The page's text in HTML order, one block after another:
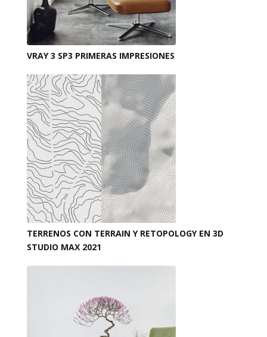
VRAY 3 SP3 PRIMERAS IMPRESIONES
TERRENOS CON TERRAIN Y RETOPOLOGY EN 3D
STUDIO MAX 2021